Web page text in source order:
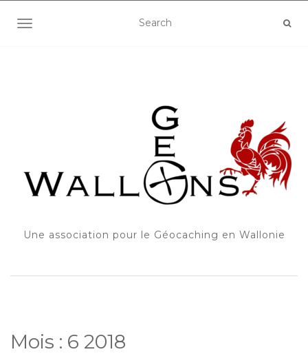
OUVRIR/FERMER LA NAVIGATION
Une association pour le Géocaching en Wallonie
Mois : 6 2018